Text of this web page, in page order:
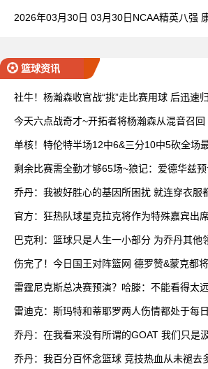
2026年03月30日 03月30日NCAA精英八强
篮球资讯
社牛！杨瀚森收官战“挑”走比赛用球 后迅速
今天六点战奇才~开拓者将杨瀚森从混音召回
单核！特伦特半场12中6&三分10中5砍全场
剩余比赛需全勤才够65场~狼记：爱德华兹
乔丹：我被好胜心的基因所困扰 就连穿衣服
官方：狂热队球星克拉克将作为特殊嘉宾出
巴克利：篮球只是人生一小部分 为乔丹其他
伤完了！今日国王对阵篮网 德罗赞&蒙克都
雷霆尼克斯总决赛预演？哈滕：不能看得太
雷迪克：斯玛特和蒂耶罗两人伤情都处于每
乔丹：在我看来没有所谓的GOAT 我们只是
乔丹：我百分百怀念篮球 竞技热血从未褪去